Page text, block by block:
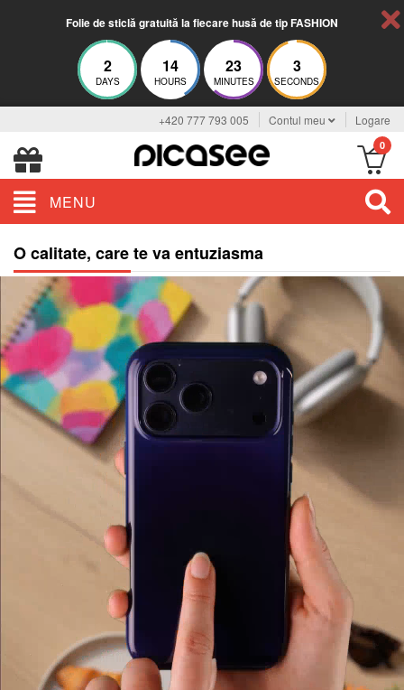
Folie de sticlă gratuită la fiecare husă de tip FASHION
2
DAYS
14
HOURS
23
MINUTES
3
SECONDS
+420 777 793 005 Contul meu Logare
0
MENU
O calitate, care te va entuziasma